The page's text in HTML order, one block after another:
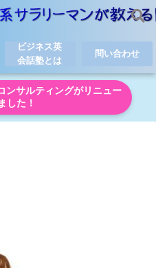
ビジネス英
会話塾とは
問い合わせ
ンサルティングがリニュー
した！